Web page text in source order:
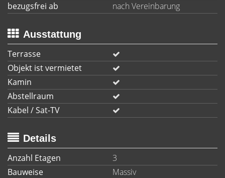
bezugsfrei ab
nach Vereinbarung
Ausstattung
Terrasse
Objekt ist vermietet
Kamin
Abstellraum
Kabel / Sat-TV
Details
Anzahl Etagen
3
Bauweise
Massiv